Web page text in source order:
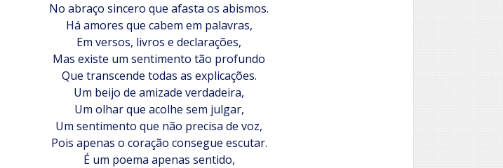
No abraço sincero que afasta os abismos.
Há amores que cabem em palavras,
Em versos, livros e declarações,
Mas existe um sentimento tão profundo
Que transcende todas as explicações.
Um beijo de amizade verdadeira,
Um olhar que acolhe sem julgar,
Um sentimento que não precisa de voz,
Pois apenas o coração consegue escutar.
É um poema apenas sentido,